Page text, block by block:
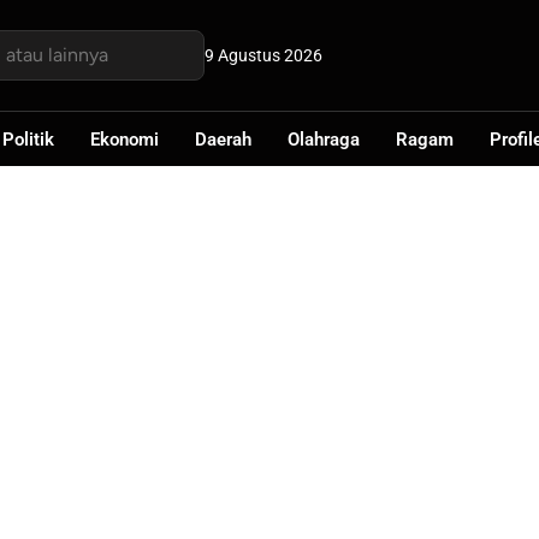
9 Agustus 2026
Politik Ekonomi Daerah Olahraga Ragam